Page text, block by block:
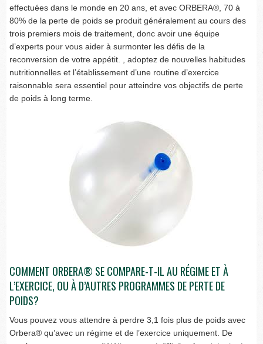
effectuées dans le monde en 20 ans, et avec ORBERA®, 70 à
80% de la perte de poids se produit généralement au cours des
trois premiers mois de traitement, donc avoir une équipe
d’experts pour vous aider à surmonter les défis de la
reconversion de votre appétit. , adoptez de nouvelles habitudes
nutritionnelles et l’établissement d’une routine d’exercice
raisonnable sera essentiel pour atteindre vos objectifs de perte
de poids à long terme.
COMMENT ORBERA® SE COMPARE-T-IL AU RÉGIME ET À
L’EXERCICE, OU À D’AUTRES PROGRAMMES DE PERTE DE
POIDS?
Vous pouvez vous attendre à perdre 3,1 fois plus de poids avec
Orbera® qu’avec un régime et de l’exercice uniquement. De